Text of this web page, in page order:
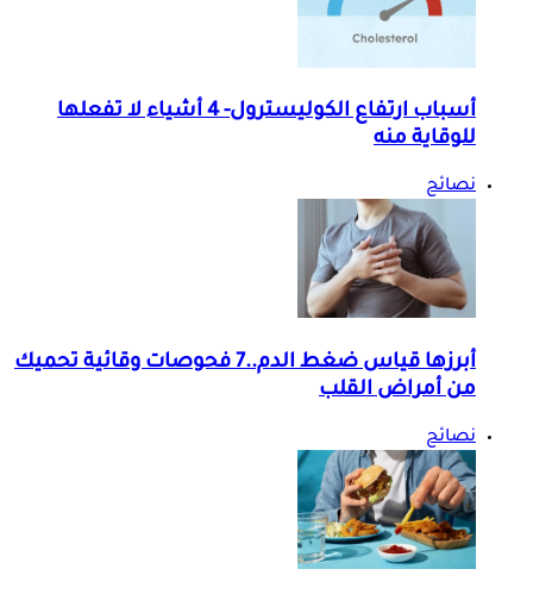
أسباب ارتفاع الكوليسترول- 4 أشياء لا تفعلها
للوقاية منه
نصائح
أبرزها قياس ضغط الدم..7 فحوصات وقائية تحميك
من أمراض القلب
نصائح